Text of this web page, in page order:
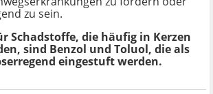
zu sein.
Schadstoffe, die häufig in Kerzen
sind Benzol und Toluol, die als
eingestuft werden.